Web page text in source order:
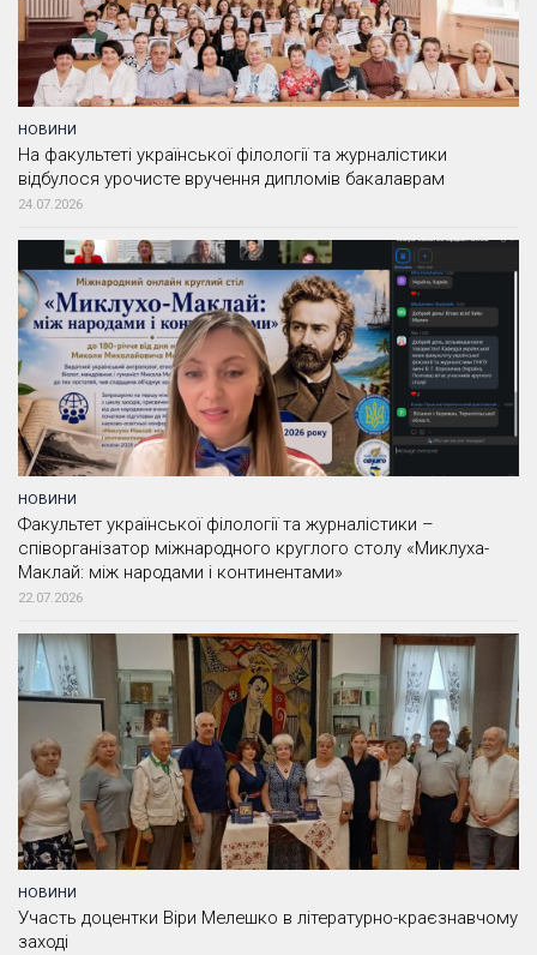
НОВИНИ
На факультеті української філології та журналістики
відбулося урочисте вручення дипломів бакалаврам
24.07.2026
НОВИНИ
Факультет української філології та журналістики –
співорганізатор міжнародного круглого столу «Миклуха-
Маклай: між народами і континентами»
22.07.2026
НОВИНИ
Участь доцентки Віри Мелешко в літературно-краєзнавчому
заході